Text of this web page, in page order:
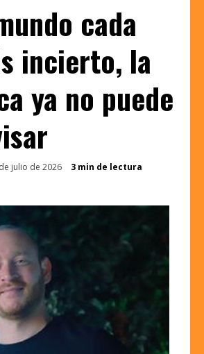
cada
incierto, la
ya no puede
julio de 2026
3 min de lectura